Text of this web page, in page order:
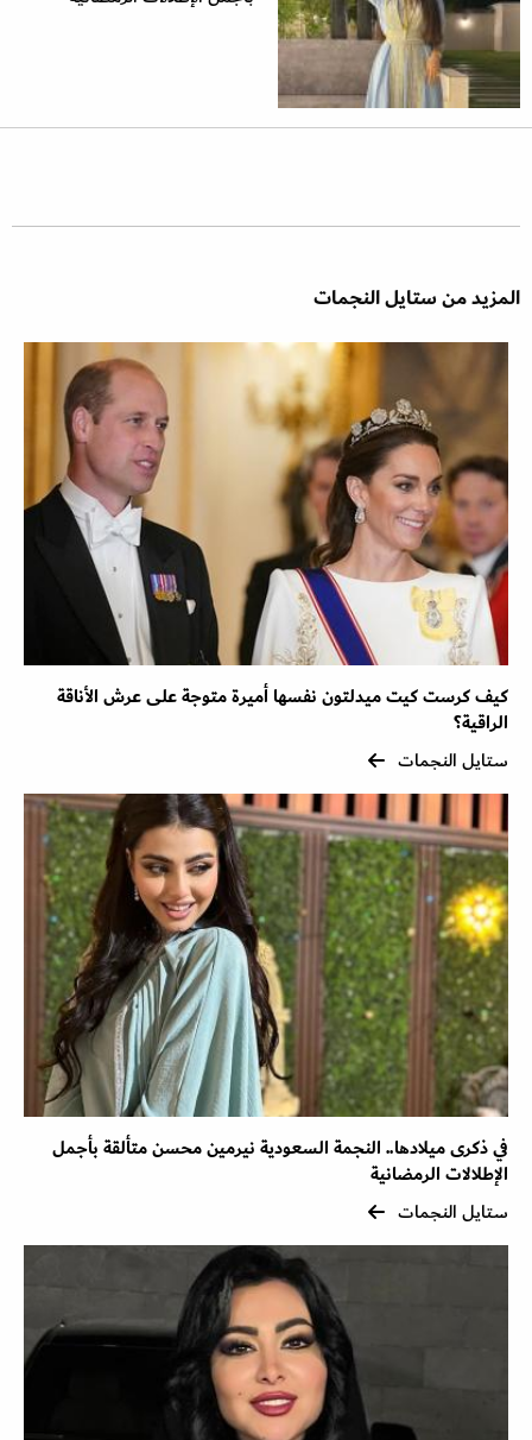
المزيد من ستايل النجمات
كيف كرست كيت ميدلتون نفسها أميرة متوجة على عرش الأناقة
الراقية؟
ستايل النجمات
في ذكرى ميلادها.. النجمة السعودية نيرمين محسن متألقة بأجمل
الإطلالات الرمضانية
ستايل النجمات